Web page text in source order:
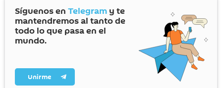
Síguenos en Telegram y te
mantendremos al tanto de
todo lo que pasa en el
mundo.
Unirme